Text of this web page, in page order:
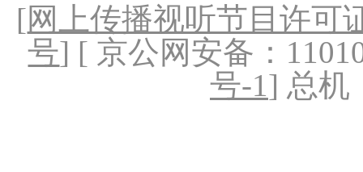
[网上传播视听节目许可
号] [ 京公网安备：
号-1] 总机